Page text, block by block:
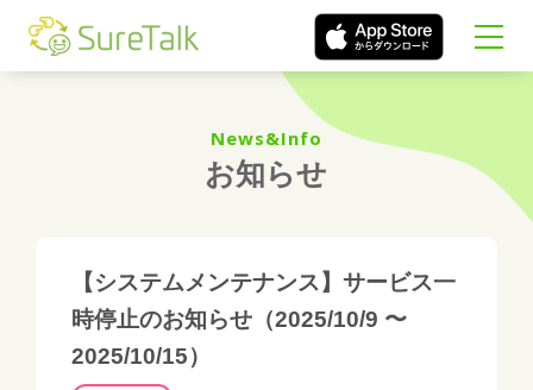
News&Info
お知らせ
【システムメンテナンス】サービス一
時停止のお知らせ（2025/10/9 〜
2025/10/15）